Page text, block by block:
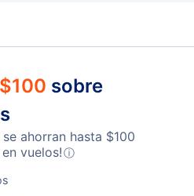
$100 sobre
ahorran hasta $100
vuelos!ⓘ